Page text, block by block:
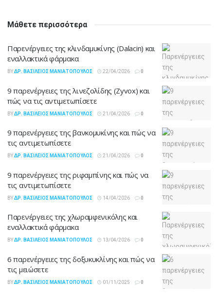
Μάθετε περισσότερα
Παρενέργειες της κλινδαμυκίνης (Dalacin) και
εναλλακτικά φάρμακα
BYΔΡ. ΒΑΣΊΛΕΙΟΣ ΜΑΝΙΑΤΌΠΟΥΛΟΣ 22/04/2026 0
9 παρενέργειες της λινεζολίδης (Zyvox) και
πώς να τις αντιμετωπίσετε
BYΔΡ. ΒΑΣΊΛΕΙΟΣ ΜΑΝΙΑΤΌΠΟΥΛΟΣ 21/04/2026 0
9 παρενέργειες της βανκομυκίνης και πώς να
τις αντιμετωπίσετε
BYΔΡ. ΒΑΣΊΛΕΙΟΣ ΜΑΝΙΑΤΌΠΟΥΛΟΣ 21/04/2026 0
9 παρενέργειες της ριφαμπίνης και πώς να
τις αντιμετωπίσετε
BYΔΡ. ΒΑΣΊΛΕΙΟΣ ΜΑΝΙΑΤΌΠΟΥΛΟΣ 14/04/2026 0
Παρενέργειες της χλωραμφενικόλης και
εναλλακτικά φάρμακα
BYΔΡ. ΒΑΣΊΛΕΙΟΣ ΜΑΝΙΑΤΌΠΟΥΛΟΣ 13/04/2026 0
6 παρενέργειες της δοξυκυκλίνης και πώς να
τις μειώσετε
BYΔΡ. ΒΑΣΊΛΕΙΟΣ ΜΑΝΙΑΤΌΠΟΥΛΟΣ 01/11/2025 0